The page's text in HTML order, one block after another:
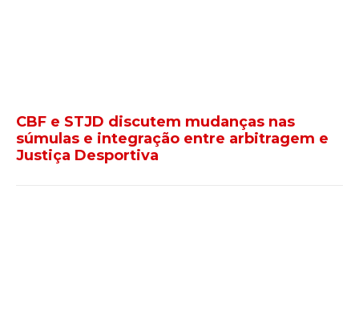
CBF e STJD discutem mudanças nas
súmulas e integração entre arbitragem e
Justiça Desportiva